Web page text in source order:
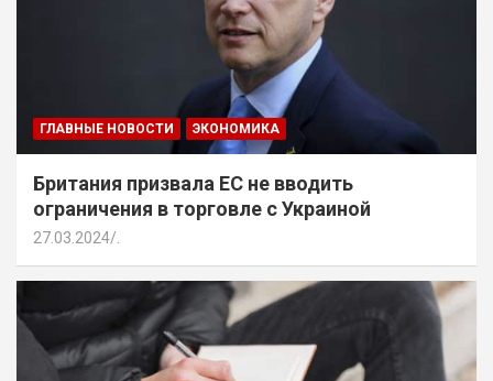
ГЛАВНЫЕ НОВОСТИ ЭКОНОМИКА
Британия призвала ЕС не вводить
ограничения в торговле с Украиной
27.03.2024